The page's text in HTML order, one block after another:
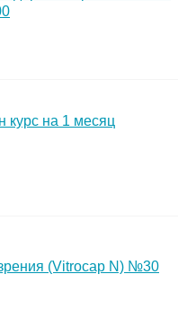
на 1 месяц
(Vitrocap N) №30